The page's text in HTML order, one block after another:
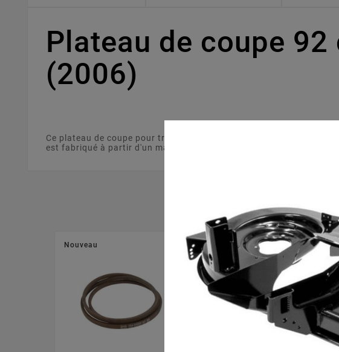
Plateau de coupe
(2006)
Ce plateau de coupe pour tracteur tondeuse de 92 cm s'adapte
est fabriqué à partir d'un matériau solide et résistant.
Nouveau Nouveau